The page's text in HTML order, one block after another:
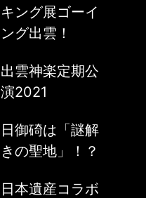
キング展ゴーイ
ング出雲！
出雲神楽定期公
演2021
日御碕は「謎解
きの聖地」！？
日本遺産コラボ